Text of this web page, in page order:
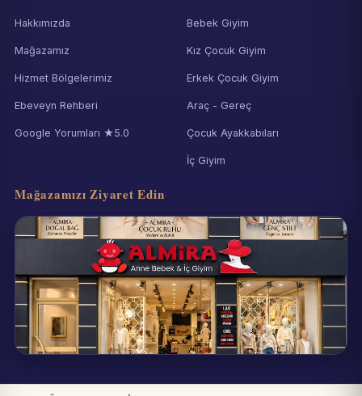
Hakkımızda
Mağazamız
Hizmet Bölgelerimiz
Ebeveyn Rehberi
Google Yorumları ★5.0
Bebek Giyim
Kız Çocuk Giyim
Erkek Çocuk Giyim
Araç - Gereç
Çocuk Ayakkabıları
İç Giyim
Mağazamızı Ziyaret Edin
Eynesil / Giresun